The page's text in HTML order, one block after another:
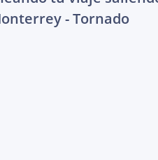
- Tornado